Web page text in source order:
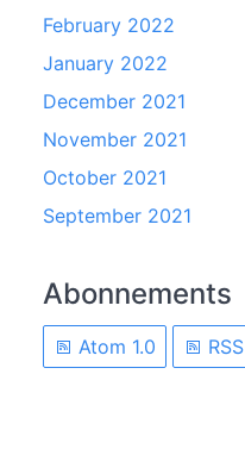
February 2022
January 2022
December 2021
November 2021
October 2021
September 2021
Abonnements
Atom 1.0 RSS